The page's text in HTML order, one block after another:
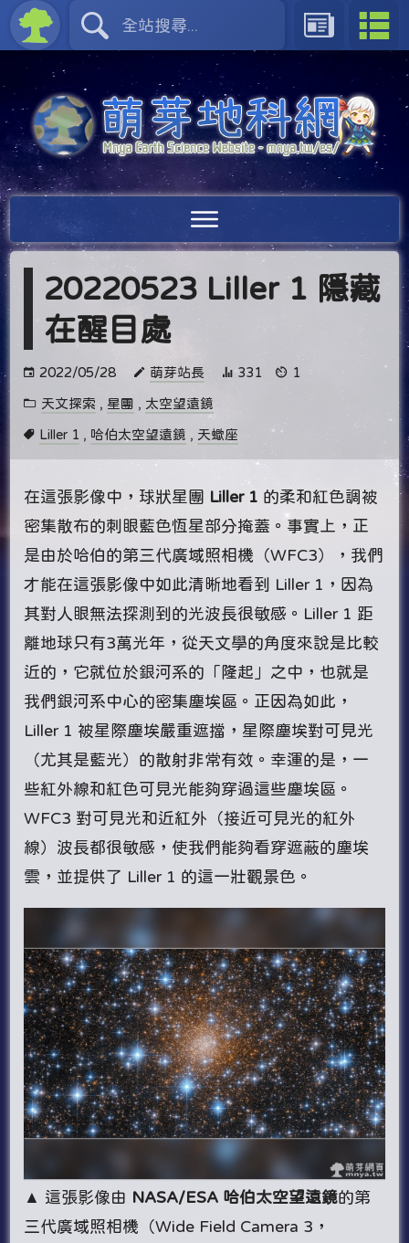
20220523 Liller 1 隱藏
在醒目處
2022/05/28 萌芽站長 331 1
天文探索 , 星團 , 太空望遠鏡
Liller 1 , 哈伯太空望遠鏡 , 天蠍座
在這張影像中，球狀星團 Liller 1 的柔和紅色調被
密集散布的刺眼藍色恆星部分掩蓋。事實上，正
是由於哈伯的第三代廣域照相機（WFC3），我們
才能在這張影像中如此清晰地看到 Liller 1，因為
其對人眼無法探測到的光波長很敏感。Liller 1 距
離地球只有3萬光年，從天文學的角度來說是比較
近的，它就位於銀河系的「隆起」之中，也就是
我們銀河系中心的密集塵埃區。正因為如此，
Liller 1 被星際塵埃嚴重遮擋，星際塵埃對可見光
（尤其是藍光）的散射非常有效。幸運的是，一
些紅外線和紅色可見光能夠穿過這些塵埃區。
WFC3 對可見光和近紅外（接近可見光的紅外
線）波長都很敏感，使我們能夠看穿遮蔽的塵埃
雲，並提供了 Liller 1 的這一壯觀景色。
▲ 這張影像由 NASA/ESA 哈伯太空望遠鏡的第
三代廣域照相機（Wide Field Camera 3，